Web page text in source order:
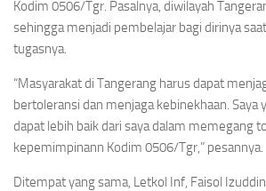
Kodim 0506/Tgr. Pasalnya, diwilayah
sehingga menjadi pembelajar bagi dirinya
tugasnya.
“Masyarakat di Tangerang harus dapat
bertoleransi dan menjaga kebinekhaan. Saya
dapat lebih baik dari saya dalam memegang
kepemimpinann Kodim 0506/Tgr,” pesannya.
Ditempat yang sama, Letkol Inf, Faisol